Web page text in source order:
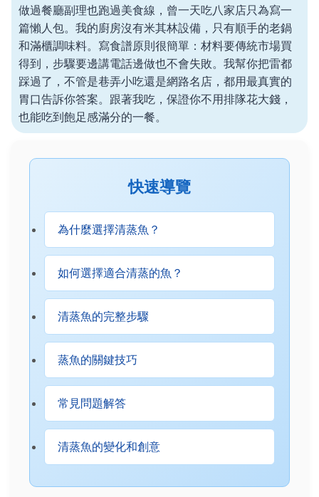
做過餐廳副理也跑過美食線，曾一天吃八家店只為寫一
篇懶人包。我的廚房沒有米其林設備，只有順手的老鍋
和滿櫃調味料。寫食譜原則很簡單：材料要傳統市場買
得到，步驟要邊講電話邊做也不會失敗。我幫你把雷都
踩過了，不管是巷弄小吃還是網路名店，都用最真實的
胃口告訴你答案。跟著我吃，保證你不用排隊花大錢，
也能吃到飽足感滿分的一餐。
快速導覽
為什麼選擇清蒸魚？
如何選擇適合清蒸的魚？
清蒸魚的完整步驟
蒸魚的關鍵技巧
常見問題解答
清蒸魚的變化和創意